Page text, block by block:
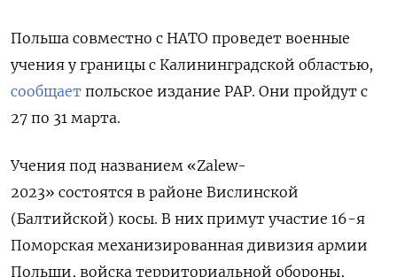
Польша совместно с НАТО проведет военные
учения у границы с Калининградской областью,
сообщает польское издание PAP. Они пройдут с
27 по 31 марта.
Учения под названием «Zalew-
2023» состоятся в районе Вислинской
(Балтийской) косы. В них примут участие 16-я
Поморская механизированная дивизия армии
Польши, войска территориальной обороны,